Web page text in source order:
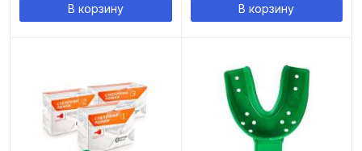
В корзину В корзину